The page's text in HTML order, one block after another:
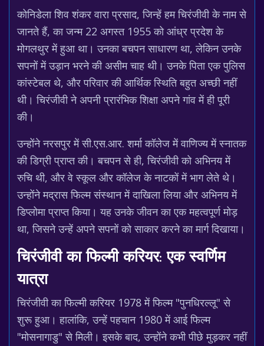
कोनिडेला शिव शंकर वारा प्रसाद, जिन्हें हम चिरंजीवी के नाम से
जानते हैं, का जन्म 22 अगस्त 1955 को आंध्र प्रदेश के
मोगलथुर में हुआ था। उनका बचपन साधारण था, लेकिन उनके
सपनों में उड़ान भरने की असीम चाह थी। उनके पिता एक पुलिस
कांस्टेबल थे, और परिवार की आर्थिक स्थिति बहुत अच्छी नहीं
थी। चिरंजीवी ने अपनी प्रारंभिक शिक्षा अपने गांव में ही पूरी
की।
उन्होंने नरसपुर में सी.एस.आर. शर्मा कॉलेज में वाणिज्य में स्नातक
की डिग्री प्राप्त की। बचपन से ही, चिरंजीवी को अभिनय में
रुचि थी, और वे स्कूल और कॉलेज के नाटकों में भाग लेते थे।
उन्होंने मद्रास फिल्म संस्थान में दाखिला लिया और अभिनय में
डिप्लोमा प्राप्त किया। यह उनके जीवन का एक महत्वपूर्ण मोड़
था, जिसने उन्हें अपने सपनों को साकार करने का मार्ग दिखाया।
चिरंजीवी का फिल्मी करियर: एक स्वर्णिम
यात्रा
चिरंजीवी का फिल्मी करियर 1978 में फिल्म "पुनधिरल्लू" से
शुरू हुआ। हालांकि, उन्हें पहचान 1980 में आई फिल्म
"मोसनागाडु" से मिली। इसके बाद, उन्होंने कभी पीछे मुड़कर नहीं